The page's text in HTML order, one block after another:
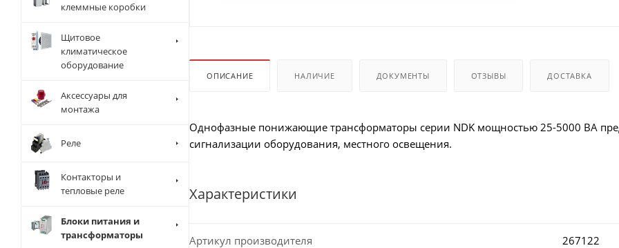
ОПИСАНИЕ НАЛИЧИЕ ДОКУМЕНТЫ ОТЗЫВЫ ДОСТАВКА
Однофазные понижающие трансформаторы серии NDK мощностью 25-5000 ВА
сигнализации оборудования, местного освещения.
Характеристики
Артикул производителя 267122
клеммные коробки
Щитовое
климатическое
оборудование
Аксессуары для
монтажа
Реле
Контакторы и
тепловые реле
Блоки питания и
трансформаторы